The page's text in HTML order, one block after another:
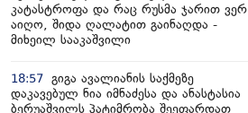
კატასტროფა და რაც რუსმა ჯარით ვერ
აიღო, შიდა ღალატით გაინაღდა -
მიხეილ სააკაშვილი
18:57 გიგა ავალიანის საქმეზე
დაკავებულ ნია იმნაძესა და ანასტასია
ბერუაშვილს პატიმრობა შეეფარდათ